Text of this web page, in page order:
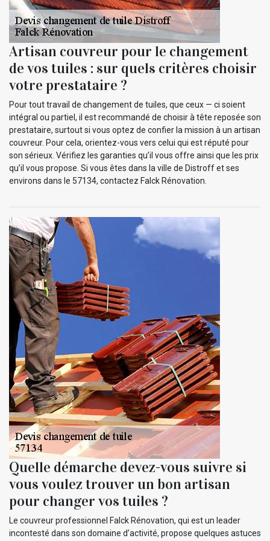
Artisan couvreur pour le changement
de vos tuiles : sur quels critères choisir
votre prestataire ?
Pour tout travail de changement de tuiles, que ceux — ci soient
intégral ou partiel, il est recommandé de choisir à tête reposée son
prestataire, surtout si vous optez de confier la mission à un artisan
couvreur. Pour cela, orientez-vous vers celui qui est réputé pour
son sérieux. Vérifiez les garanties qu’il vous offre ainsi que les prix
qu’il vous propose. Si vous êtes dans la ville de Distroff et ses
environs dans le 57134, contactez Falck Rénovation.
Quelle démarche devez-vous suivre si
vous voulez trouver un bon artisan
pour changer vos tuiles ?
Le couvreur professionnel Falck Rénovation, qui est un leader
incontesté dans son domaine d’activité, propose quelques astuces